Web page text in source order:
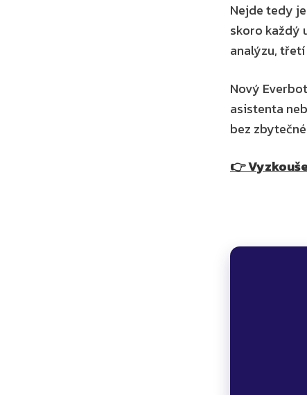
Nejde tedy
skoro každý
analýzu,
Nový
asistenta
bez
👉